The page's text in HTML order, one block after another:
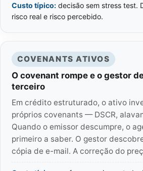
Custo típico: decisão sem stress test.
risco real e risco percebido.
COVENANTS ATIVOS
O covenant rompe e o gestor
terceiro
Em crédito estruturado, o ativo
próprios covenants — DSCR,
Quando o emissor descumpre, o
primeiro a saber. O gestor
cópia de e-mail. A correção do